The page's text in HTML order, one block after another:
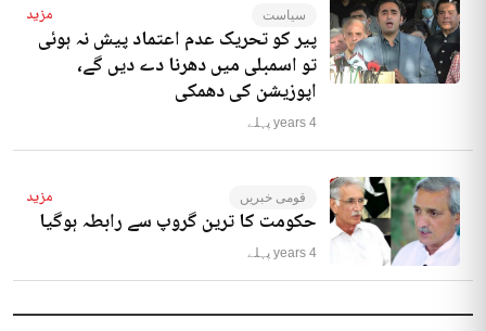
سیاست مزید
پیر کو تحریک عدم اعتماد پیش نہ ہوئی
تو اسمبلی میں دھرنا دے دیں گے،
اپوزیشن کی دھمکی
4 years پہلے
قومی خبریں مزید
حکومت کا ترین گروپ سے رابطہ ہوگیا
4 years پہلے